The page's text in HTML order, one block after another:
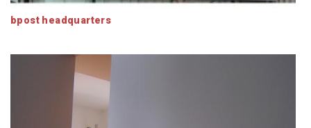
bpost headquarters